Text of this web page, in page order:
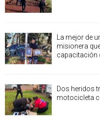
La mejor de
misionera
capacitación
Dos heridos
motocicleta